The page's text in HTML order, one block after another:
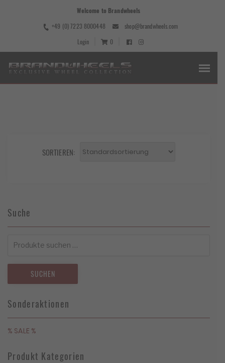
Welcome to Brandwheels
+49 (0) 7223 8000448
shop@brandwheels.com
Login
0
SORTIEREN:
Suche
nach:
SUCHEN
Sonderaktionen
% SALE %
Produkt Kategorien